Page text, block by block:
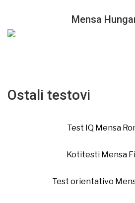
Mensa
Ostali testovi
Test IQ Mensa
Kotitesti Mensa
Test orientativo